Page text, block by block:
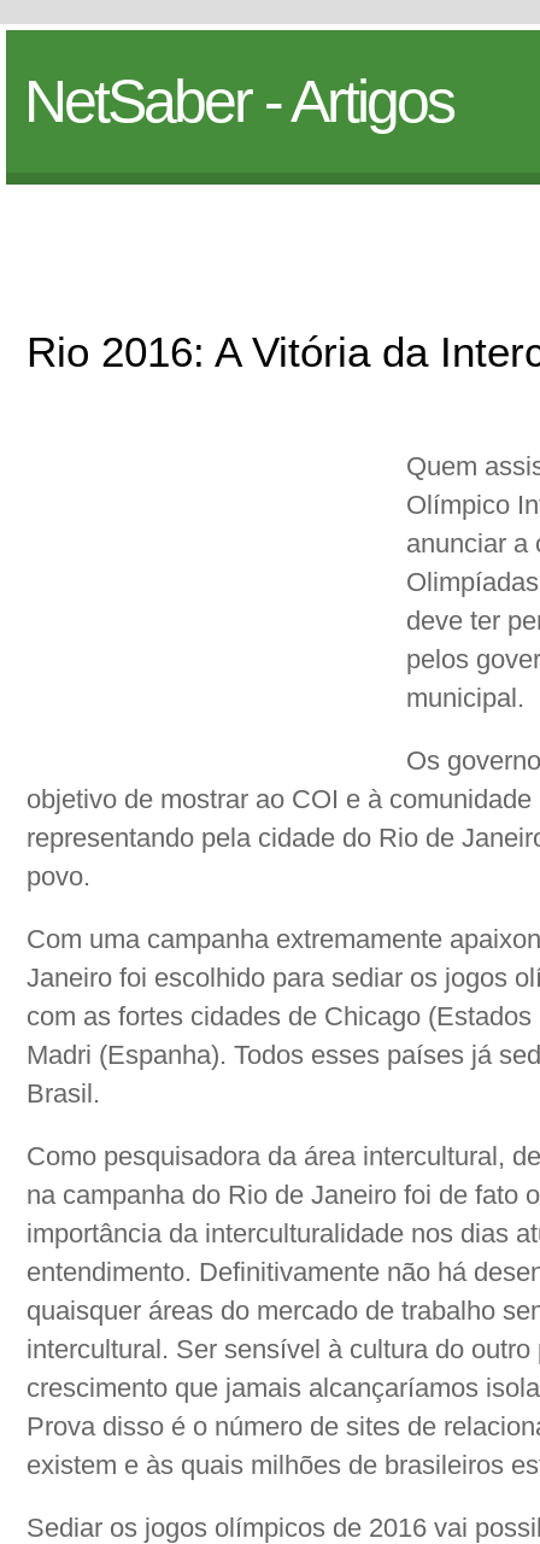
NetSaber - Artigos
Rio 2016: A Vitória da
Quem
Olímpico
anunciar a
deve ter
pelos
municipal.
Os
objetivo de mostrar ao COI e à
representando pela cidade do Rio de
povo.
Com uma campanha extremamente
Janeiro foi escolhido para sediar os jogos
com as fortes cidades de Chicago
Madri (Espanha). Todos esses países já
Brasil.
Como pesquisadora da área intercultural,
na campanha do Rio de Janeiro foi de fato
importância da interculturalidade nos dias
entendimento. Definitivamente não há
quaisquer áreas do mercado de trabalho
intercultural. Ser sensível à cultura do
crescimento que jamais alcançaríamos
Prova disso é o número de sites de
existem e às quais milhões de brasileiros
Sediar os jogos olímpicos de 2016 vai